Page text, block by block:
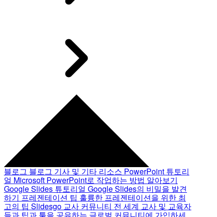
블로그 블로그 기사 및 기타 리소스 PowerPoint 튜토리
얼 Microsoft PowerPoint로 작업하는 방법 알아보기
Google Slides 튜토리얼 Google Slides의 비밀을 발견
하기 프레젠테이션 팁 훌륭한 프레젠테이션을 위한 최
고의 팁 Slidesgo 교사 커뮤니티 전 세계 교사 및 교육자